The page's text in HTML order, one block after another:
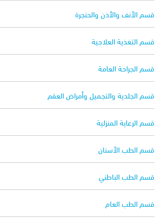
قسم الأنف والأذن والحنجرة
قسم التغذية العلاجية
قسم الجراحة العامة
قسم الجلدية والتجميل وأمراض العقم
قسم الرعاية المنزلية
قسم الطب الأسنان
قسم الطب الباطني
قسم الطب العام